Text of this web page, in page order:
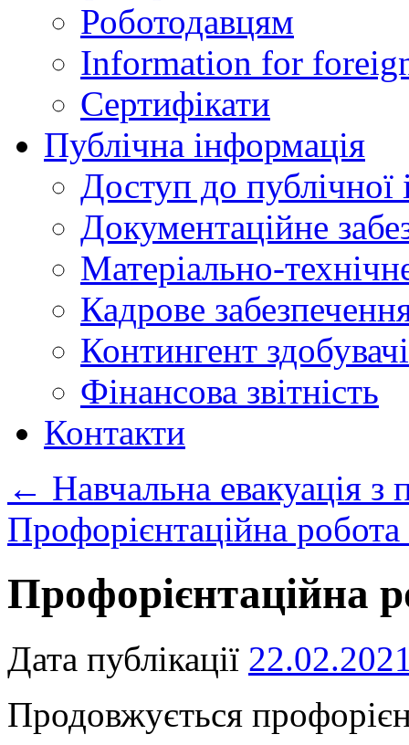
Роботодавцям
Information for
Сертифікати
Публічна інформація
Доступ до публічної
Документаційне
Матеріально-
Кадрове
Контингент
Фінансова звітність
Контакти
← Навчальна евакуація з
Профорієнтаційна робота
Профорієнтаційна
Дата публікації
Продовжується